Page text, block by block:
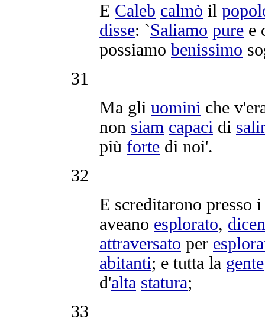
E Caleb calmò il
disse: `Saliamo pure e
possiamo benissimo
31
Ma gli uomini che
non siam capaci di
più forte di noi'.
32
E screditarono presso
aveano esplorato,
attraversato per
abitanti; e tutta la gente
d'alta statura;
33